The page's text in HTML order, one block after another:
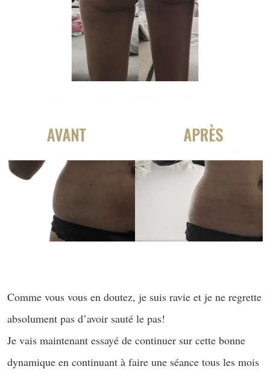
Comme vous vous en doutez, je suis ravie et je ne regrette
absolument pas d’avoir sauté le pas!
Je vais maintenant essayé de continuer sur cette bonne
dynamique en continuant à faire une séance tous les mois